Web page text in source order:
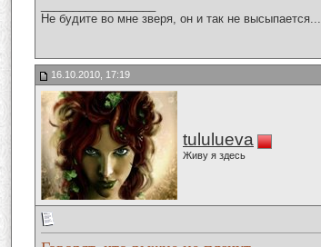
Не будите во мне зверя, он и так не высыпается...
16.10.2010, 17:19
tululueva
Живу я здесь